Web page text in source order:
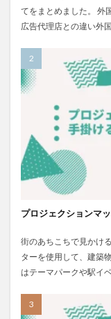
てをまとめました。 外
広告代理店との違い外
プロジェクションマ
街のあちこちで見かけ
ターを使用して、建築
はテーマパークや駅イ